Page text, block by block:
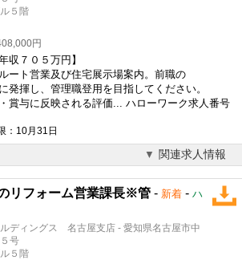
５階
円
収７０５万円】
ート営業及び住宅展示場案内。前職の
発揮し、管理職登用を目指してください。
賞与に反映される評価... ハローワーク求人番号
：10月31日
関連求人情報
リフォーム営業課長※管 - 新着 - ハ
ディングス 名古屋支店 - 愛知県名古屋市中
号
５階